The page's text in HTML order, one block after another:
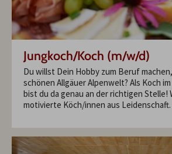
Jungkoch/Koch (m/w/d)
Du willst Dein Hobby zum Beruf
schönen Allgäuer Alpenwelt? Als Koch
bist du da genau an der richtigen Stelle!
motivierte Köch/innen aus Leidenschaft.